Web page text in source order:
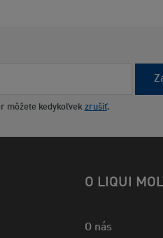
môžete kedykoľvek zrušiť.
O LIQUI
O nás